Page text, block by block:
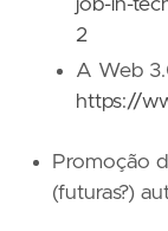
job-in-
2
A Web
https://
Promoção
(futuras?)